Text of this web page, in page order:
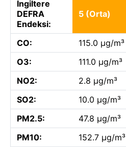
İngiltere
DEFRA
Endeksi:
5 (Orta)
CO:
115.0 µg/m³
O3:
111.0 µg/m³
NO2:
2.8 µg/m³
SO2:
10.0 µg/m³
PM2.5:
47.8 µg/m³
PM10:
152.7 µg/m³